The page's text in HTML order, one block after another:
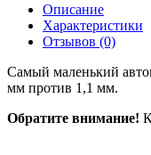
Описание
Характеристики
Отзывов (0)
Самый маленький
мм против 1,1 мм.
Обратите внимание!